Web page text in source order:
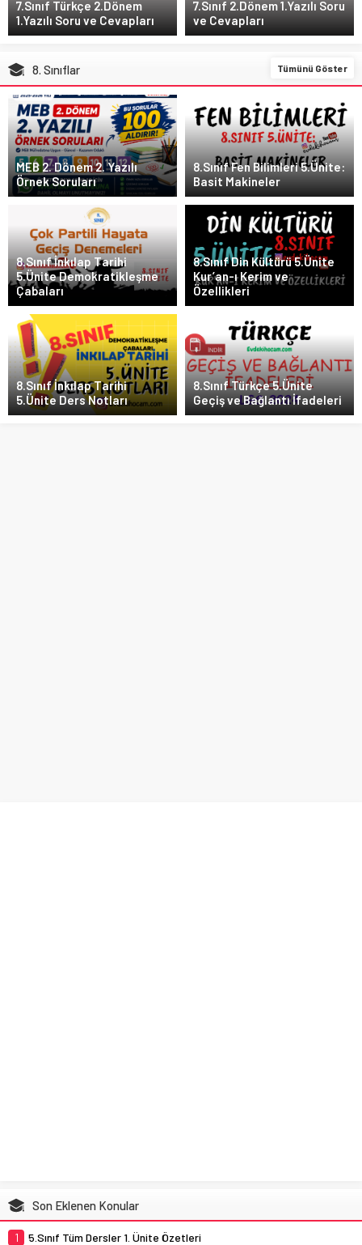
7.Sınıf Türkçe 2.Dönem
1.Yazılı Soru ve Cevapları
7.Sınıf 2.Dönem 1.Yazılı Soru
ve Cevapları
8. Sınıflar Tümünü Göster
MEB 2. Dönem 2. Yazılı
Örnek Soruları
8.Sınıf Fen Bilimleri 5.Ünite:
Basit Makineler
8.Sınıf İnkılap Tarihi
5.Ünite Demokratikleşme
Çabaları
8.Sınıf Din Kültürü 5.Ünite
Kur’an-ı Kerim ve
Özellikleri
8.Sınıf İnkılap Tarihi
5.Ünite Ders Notları
8.Sınıf Türkçe 5.Ünite
Geçiş ve Bağlantı İfadeleri
Son Eklenen Konular
1 5.Sınıf Tüm Dersler 1. Ünite Özetleri